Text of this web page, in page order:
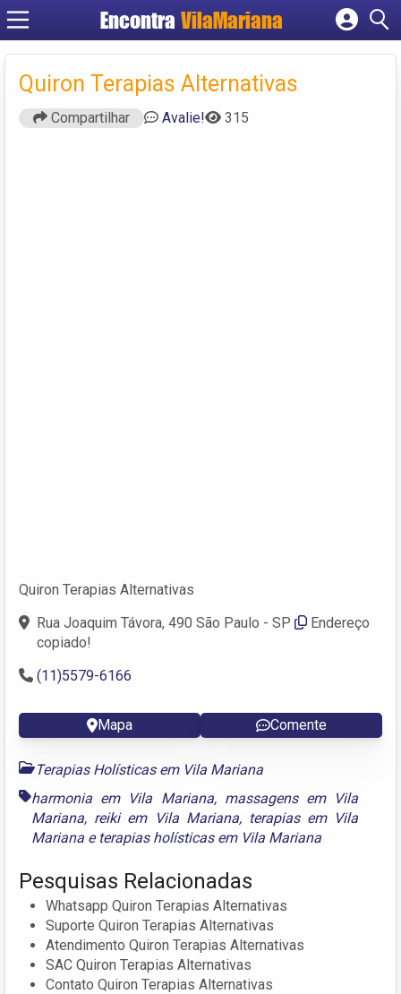
EncontraVilaMariana
Cadastrar empresa
Criar conta
Quiron Terapias Alternativas
Compartilhar Avalie! 315
Quiron Terapias Alternativas
Rua Joaquim Távora, 490 São Paulo - SP
Endereço
copiado!
(11)5579-6166
Mapa Comente
Terapias Holísticas em Vila Mariana
harmonia em Vila Mariana, massagens em Vila
Mariana, reiki em Vila Mariana, terapias em Vila
Mariana e terapias holísticas em Vila Mariana
Pesquisas Relacionadas
Whatsapp Quiron Terapias Alternativas
Suporte Quiron Terapias Alternativas
Atendimento Quiron Terapias Alternativas
SAC Quiron Terapias Alternativas
Contato Quiron Terapias Alternativas